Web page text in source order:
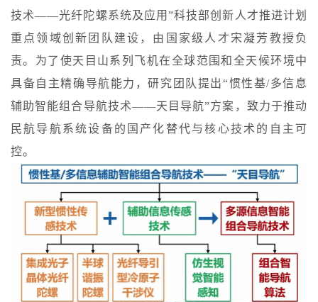
技术——光纤陀螺系统及应用”科技部创新人才推进计划
重点领域创新团队建设，由国家级人才宋凝芳教授负
责。为了使天目山系列飞机在全球范围和全天候环境中
具备自主精确导航能力，研究团队提出“惯性基/多信息
辅助智能组合导航技术——天目导航”方案，致力于推动
民航导航系统设备的国产化替代与核心技术的自主可
控。